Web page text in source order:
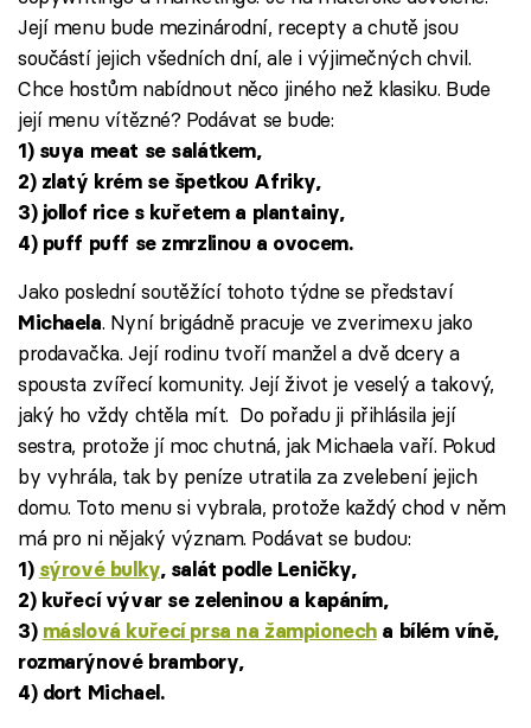
Její menu bude mezinárodní, recepty a chutě jsou
součástí jejich všedních dní, ale i výjimečných chvil.
Chce hostům nabídnout něco jiného než klasiku. Bude
její menu vítězné? Podávat se bude:
1) suya meat se salátkem,
2) zlatý krém se špetkou Afriky,
3) jollof rice s kuřetem a plantainy,
4) puff puff se zmrzlinou a ovocem.
Jako poslední soutěžící tohoto týdne se představí
Michaela. Nyní brigádně pracuje ve zverimexu jako
prodavačka. Její rodinu tvoří manžel a dvě dcery a
spousta zvířecí komunity. Její život je veselý a takový,
jaký ho vždy chtěla mít. Do pořadu ji přihlásila její
sestra, protože jí moc chutná, jak Michaela vaří. Pokud
by vyhrála, tak by peníze utratila za zvelebení jejich
domu. Toto menu si vybrala, protože každý chod v něm
má pro ni nějaký význam. Podávat se budou:
1) sýrové bulky, salát podle Leničky,
2) kuřecí vývar se zeleninou a kapáním,
3) máslová kuřecí prsa na žampionecha bílém víně,
rozmarýnové brambory,
4) dort Michael.